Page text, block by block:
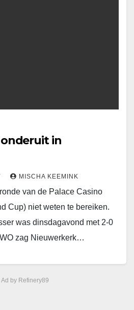
onderuit in
MISCHA KEEMINK
van de Palace Casino
Cup) niet weten te bereiken.
was dinsdagavond met 2-0
zag Nieuwerkerk…
by Refinery89